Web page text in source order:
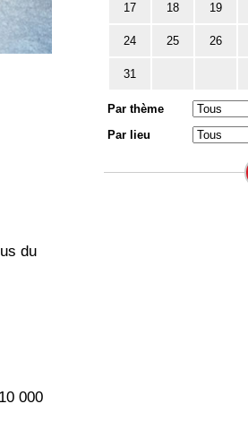
du
000
17 18 19
24 25 26
31
Par thème
Par lieu